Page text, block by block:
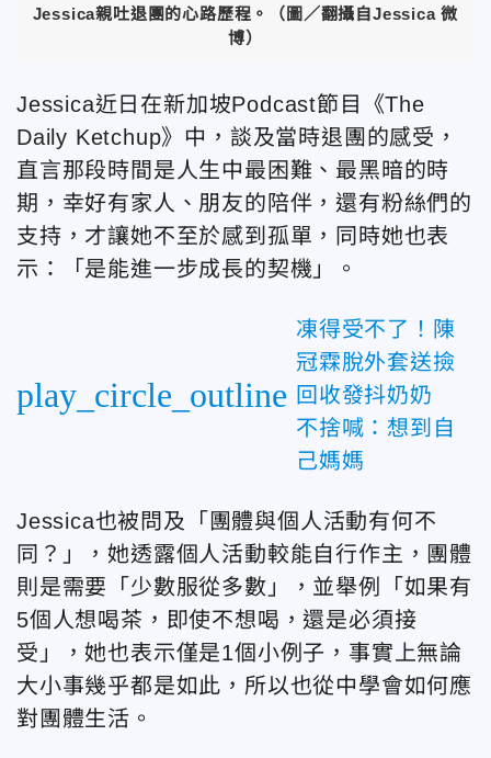
Jessica親吐退團的心路歷程。（圖／翻攝自Jessica 微
博）
Jessica近日在新加坡Podcast節目《The
Daily Ketchup》中，談及當時退團的感受，
直言那段時間是人生中最困難、最黑暗的時
期，幸好有家人、朋友的陪伴，還有粉絲們的
支持，才讓她不至於感到孤單，同時她也表
示：「是能進一步成長的契機」。
play_circle_outline
凍得受不了！陳
冠霖脫外套送撿
回收發抖奶奶
不捨喊：想到自
己媽媽
Jessica也被問及「團體與個人活動有何不
同？」，她透露個人活動較能自行作主，團體
則是需要「少數服從多數」，並舉例「如果有
5個人想喝茶，即使不想喝，還是必須接
受」，她也表示僅是1個小例子，事實上無論
大小事幾乎都是如此，所以也從中學會如何應
對團體生活。